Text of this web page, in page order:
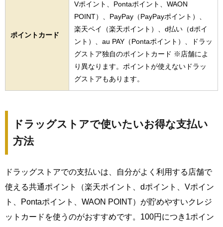
ポイントカード
Vポイント、Pontaポイント、WAON
POINT）、PayPay（PayPayポイント）、
楽天ペイ（楽天ポイント）、d払い（dポイ
ント）、au PAY（Pontaポイント）、ドラッ
グストア独自のポイントカード ※店舗によ
り異なります。ポイントが使えないドラッ
グストアもあります。
ドラッグストアで使いたいお得な支払い
方法
ドラッグストアでの支払いは、自分がよく利用する店舗で
使える共通ポイント（楽天ポイント、dポイント、Vポイン
ト、Pontaポイント、WAON POINT）が貯めやすいクレジ
ットカードを使うのがおすすめです。100円につき1ポイン